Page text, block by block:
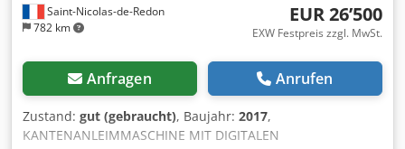
Saint-Nicolas-de-Redon
782 km
EUR 26’500
EXW Festpreis zzgl. MwSt.
Anfragen Anrufen
Zustand: gut (gebraucht), Baujahr: 2017,
KANTENANLEIMMASCHINE MIT DIGITALEN